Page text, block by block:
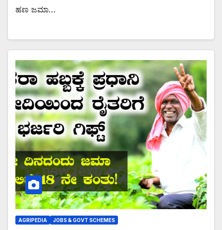
ಹಣ ಜಮಾ…
AGRIPEDIA JOBS & GOVT SCHEMES